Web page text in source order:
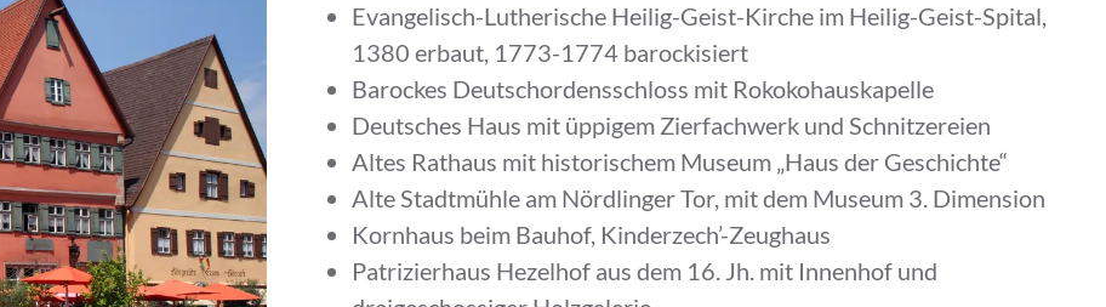
Evangelisch-Lutherische Heilig-Geist-Kirche im Heilig-Geist-Spital,
1380 erbaut, 1773-1774 barockisiert
Barockes Deutschordensschloss mit Rokokohauskapelle
Deutsches Haus mit üppigem Zierfachwerk und Schnitzereien
Altes Rathaus mit historischem Museum „Haus der Geschichte“
Alte Stadtmühle am Nördlinger Tor, mit dem Museum 3. Dimension
Kornhaus beim Bauhof, Kinderzech’-Zeughaus
Patrizierhaus Hezelhof aus dem 16. Jh. mit Innenhof und